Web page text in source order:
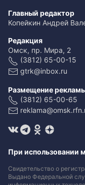
Главный редактор
Копейкин Андрей
Редакция
Омск, пр. Мира, 2
(3812) 65-00-15
gtrk@inbox.ru
Размещение
(3812) 65-00-65
При использовании
Свидетельство о
Выдано Федеральной